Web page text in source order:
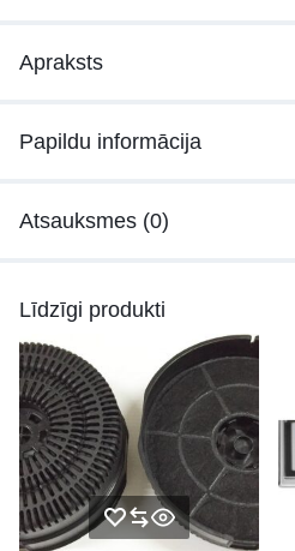
Apraksts
Papildu informācija
Atsauksmes (0)
Līdzīgi produkti